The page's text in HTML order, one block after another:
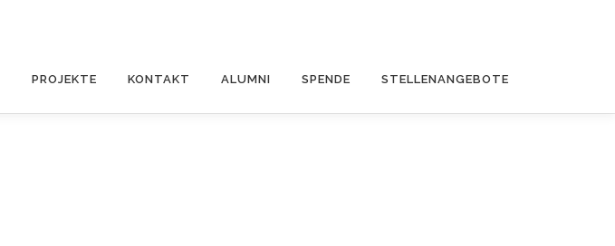
PROJEKTE KONTAKT ALUMNI SPENDE STELLENANGEBOTE